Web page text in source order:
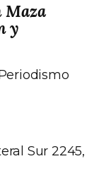
Maza
y
Sur 2245,